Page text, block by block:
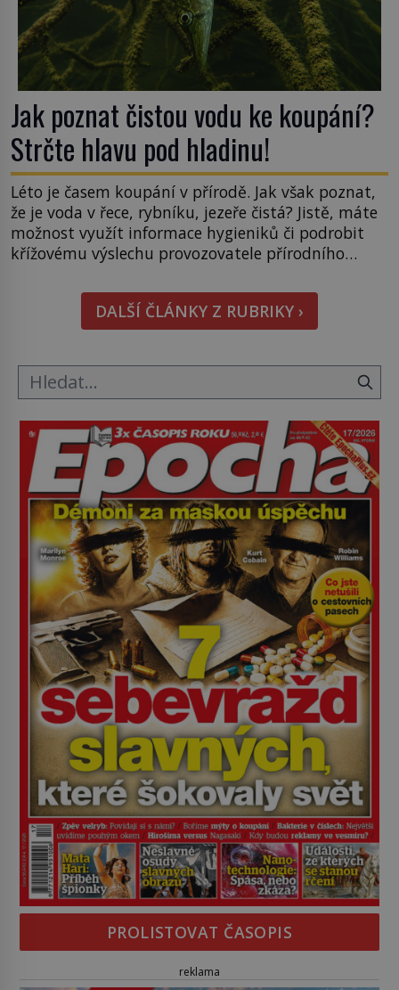
Jak poznat čistou vodu ke koupání?
Strčte hlavu pod hladinu!
Léto je časem koupání v přírodě. Jak však poznat,
že je voda v řece, rybníku, jezeře čistá? Jistě, máte
možnost využít informace hygieniků či podrobit
křížovému výslechu provozovatele přírodního
Podívat se pod hladinu a zjistit, kdo si onu
konkrétní vodní lokalitu oblíbil už dávno před
vámi. Říká se jim bioindikátory […]
DALŠÍ ČLÁNKY Z RUBRIKY ›
PROLISTOVAT ČASOPIS
reklama